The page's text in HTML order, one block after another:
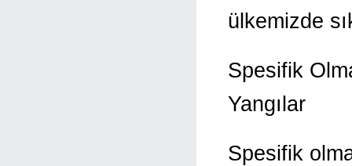
ülkemizde
Spesifik
Yangılar
Spesifik